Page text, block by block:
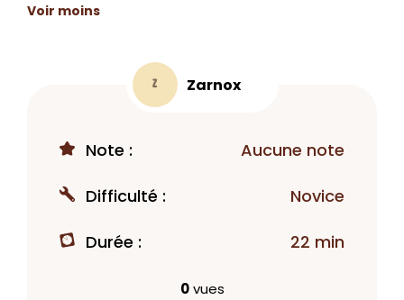
Voir moins
Z Zarnox
Note : Aucune note
Difficulté : Novice
Durée : 22 min
0vues